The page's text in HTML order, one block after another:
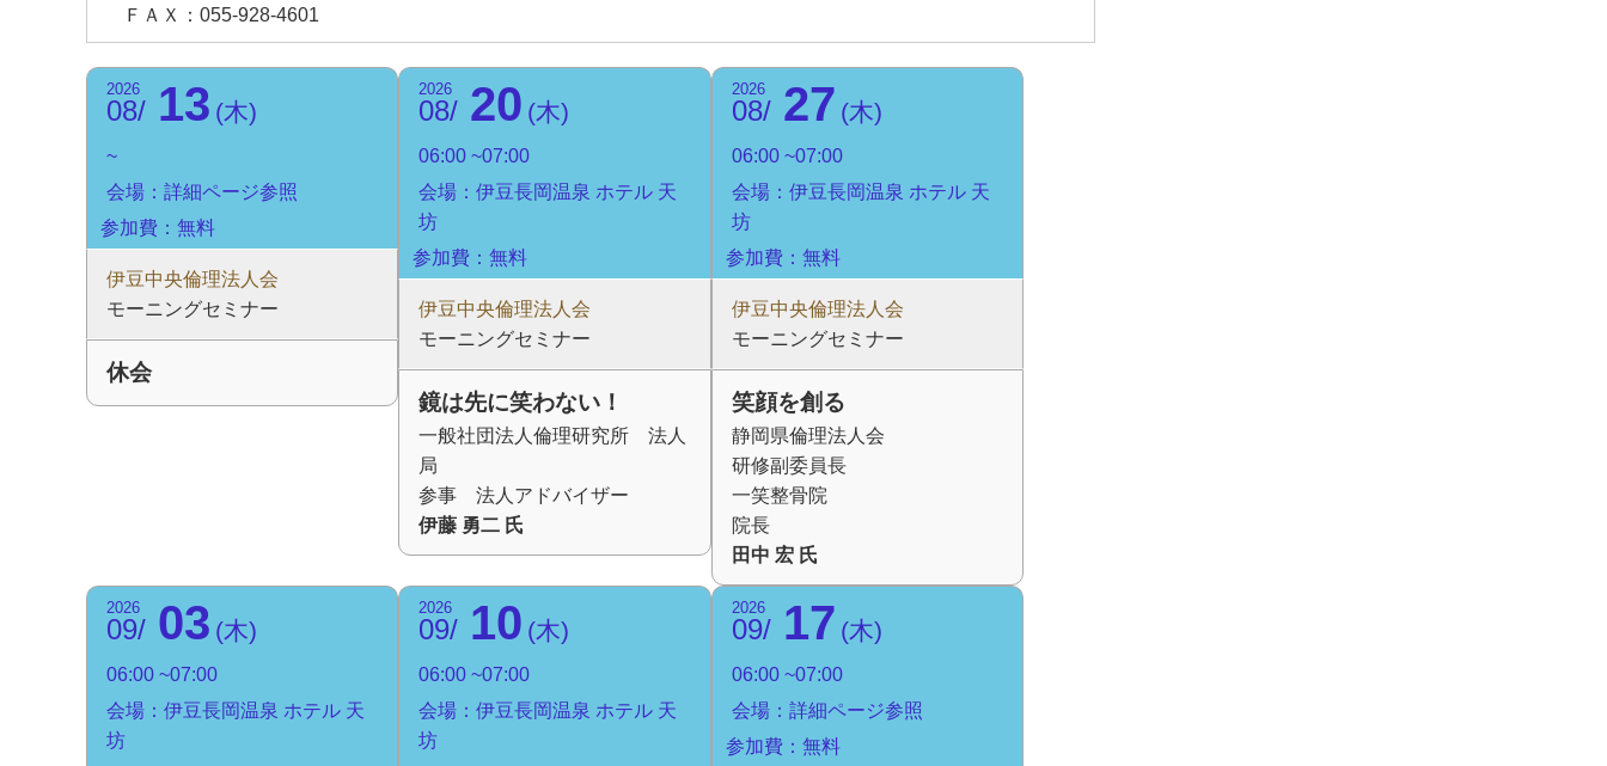
ＦＡＸ：055-928-4601
2026
08 13 木
会場：詳細ページ参照
参加費：無料
伊豆中央倫理法人会
モーニングセミナー
休会
2026
08 20 木
06:00
07:00
会場：伊豆長岡温泉 ホテル 天
坊
参加費：無料
伊豆中央倫理法人会
モーニングセミナー
鏡は先に笑わない！
一般社団法人倫理研究所 法人
局
参事 法人アドバイザー
伊藤 勇二 氏
2026
08 27 木
06:00
07:00
会場：伊豆長岡温泉 ホテル 天
坊
参加費：無料
伊豆中央倫理法人会
モーニングセミナー
笑顔を創る
静岡県倫理法人会
研修副委員長
一笑整骨院
院長
田中 宏 氏
2026
09 03 木
06:00
07:00
会場：伊豆長岡温泉 ホテル 天
坊
2026
09 10 木
06:00
07:00
会場：伊豆長岡温泉 ホテル 天
坊
2026
09 17 木
06:00
07:00
会場：詳細ページ参照
参加費：無料